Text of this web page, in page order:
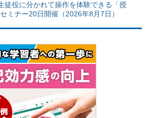
徒役に分かれて操作を体験できる「授
ミナー20日開催（2026年8月7日）